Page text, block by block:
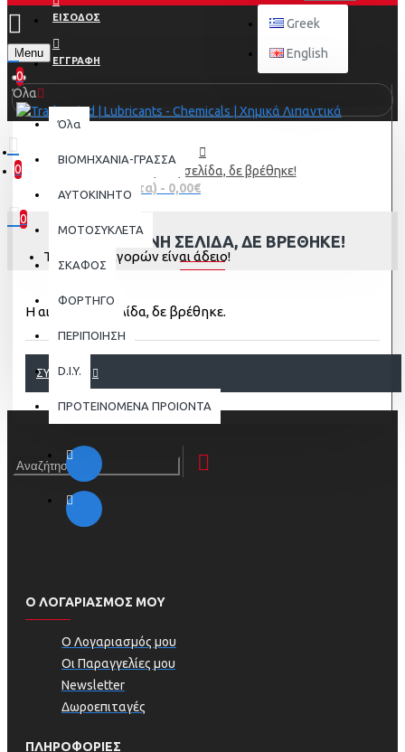
ΕΙΣΟΔΟΣ
ΕΓΓΡΑΦΗ
Greek
English
Menu
0
0
0 προϊόν(τα) - 0,00€
0
Το καλάθι αγορών είναι άδειο!
Όλα
Όλα
ΒΙΟΜΗΧΑΝΙΑ-ΓΡΑΣΣΑ
AYTOKINHTO
ΜΟΤΟΣΥΚΛΕΤΑ
ΣΚΑΦΟΣ
ΦΟΡΤΗΓΟ
ΠΕΡΙΠΟΙΗΣΗ
D.I.Y.
ΠΡΟΤΕΙΝΟΜΕΝΑ ΠΡΟΙΟΝΤΑ
Η αιτούμενη σελίδα, δε βρέθηκε!
Η ΑΙΤΟΎΜΕΝΗ ΣΕΛΊΔΑ, ΔΕ ΒΡΈΘΗΚΕ!
Η αιτούμενη σελίδα, δε βρέθηκε.
ΣΥΝΈΧΕΙΑ
Ο ΛΟΓΑΡΙΑΣΜΟΣ ΜΟΥ
Ο Λογαριασμός μου
Οι Παραγγελίες μου
Newsletter
Δωροεπιταγές
ΠΛΗΡΟΦΟΡΊΕΣ